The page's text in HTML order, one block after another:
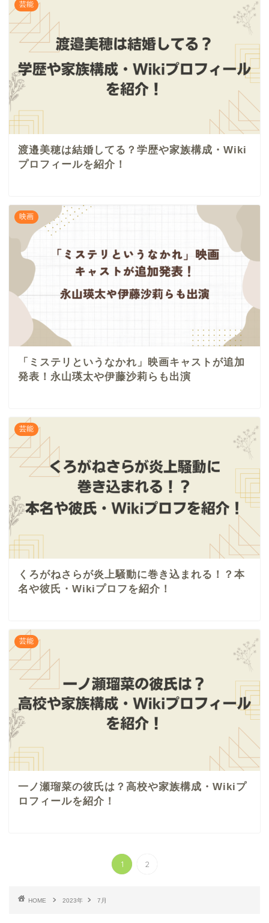
芸能
渡邉美穂は結婚してる？学歴や家族構成・Wiki
プロフィールを紹介！
映画
「ミステリというなかれ」映画キャストが追加
発表！永山瑛太や伊藤沙莉らも出演
芸能
くろがねさらが炎上騒動に巻き込まれる！？本
名や彼氏・Wikiプロフを紹介！
芸能
一ノ瀬瑠菜の彼氏は？高校や家族構成・Wikiプ
ロフィールを紹介！
1 2
HOME 2023年 7月